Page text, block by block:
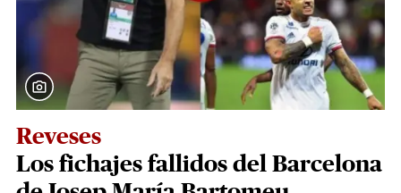
Reveses
Los fichajes fallidos del Barcelona